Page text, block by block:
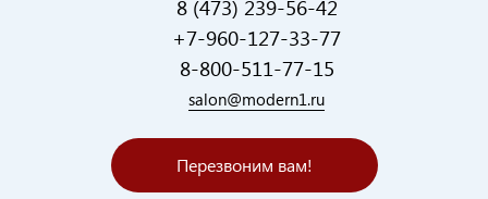
8 (473) 239-56-42
+7-960-127-33-77
8-800-511-77-15
salon@modern1.ru
Перезвоним вам!